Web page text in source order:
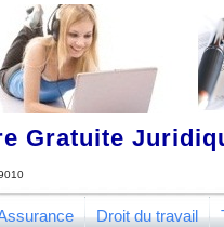
Gratuite
Droit du travail